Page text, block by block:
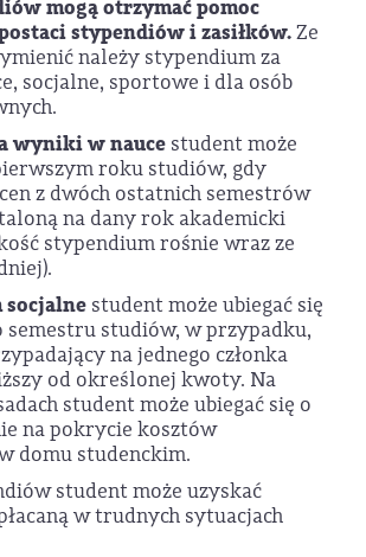
mogą otrzymać pomoc
stypendiów i zasiłków.Ze
należy stypendium za
socjalne, sportowe i dla osób
wyniki w nauce student może
roku studiów, gdy
z dwóch ostatnich semestrów
na dany rok akademicki
stypendium rośnie wraz ze
socjalne student może ubiegać się
semestru studiów, w przypadku,
na jednego członka
od określonej kwoty. Na
student może ubiegać się o
na pokrycie kosztów
domu studenckim.
student może uzyskać
w trudnych sytuacjach